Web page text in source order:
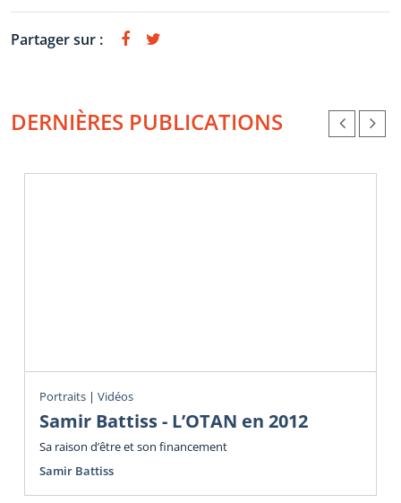
Partager sur :
DERNIÈRES PUBLICATIONS
Portraits | Vidéos
Samir Battiss - L’OTAN en 2012
Sa raison d’être et son financement
Samir Battiss